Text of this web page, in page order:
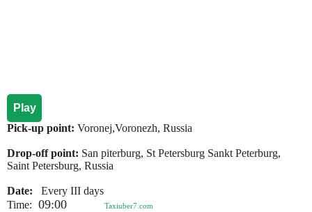
Play
Pick-up point: Voronej,Voronezh, Russia
Drop-off point: San piterburg, St Petersburg Sankt Peterburg,
Saint Petersburg, Russia
Date:
Every III days
Time: 09:00 Taxiuber7.com